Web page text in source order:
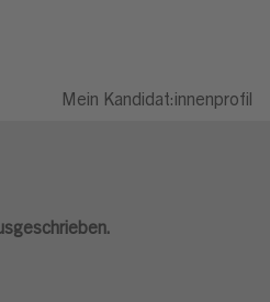
Mein Kandidat:innenprofil